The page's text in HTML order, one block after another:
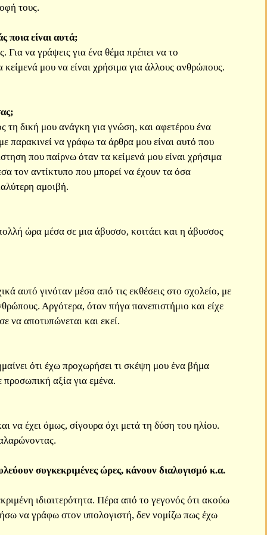
τους.
ποια είναι αυτά;
να γράψεις για ένα θέμα πρέπει να το
μου να είναι χρήσιμα για άλλους ανθρώπους.
δική μου ανάγκη για γνώση, και αφετέρου ένα
παρακινεί να γράφω τα άρθρα μου είναι αυτό που
που παίρνω όταν τα κείμενά μου είναι χρήσιμα
τον αντίκτυπο που μπορεί να έχουν τα όσα
αμοιβή.
ώρα μέσα σε μια άβυσσο, κοιτάει και η άβυσσος
αυτό γινόταν μέσα από τις εκθέσεις στο σχολείο, με
Αργότερα, όταν πήγα πανεπιστήμιο και είχε
να αποτυπώνεται και εκεί.
ότι έχω προχωρήσει τι σκέψη μου ένα βήμα
προσωπική αξία για εμένα.
να έχει όμως, σίγουρα όχι μετά τη δύση του ηλίου.
συγκεκριμένες ώρες, κάνουν διαλογισμό κ.α.
ιδιαιτερότητα. Πέρα από το γεγονός ότι ακούω
να γράφω στον υπολογιστή, δεν νομίζω πως έχω